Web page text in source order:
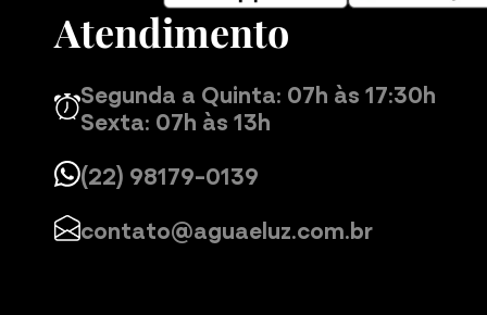
Atendimento
Segunda a Quinta: 07h às 17:30h
Sexta: 07h às 13h
(22) 98179-0139
contato@aguaeluz.com.br